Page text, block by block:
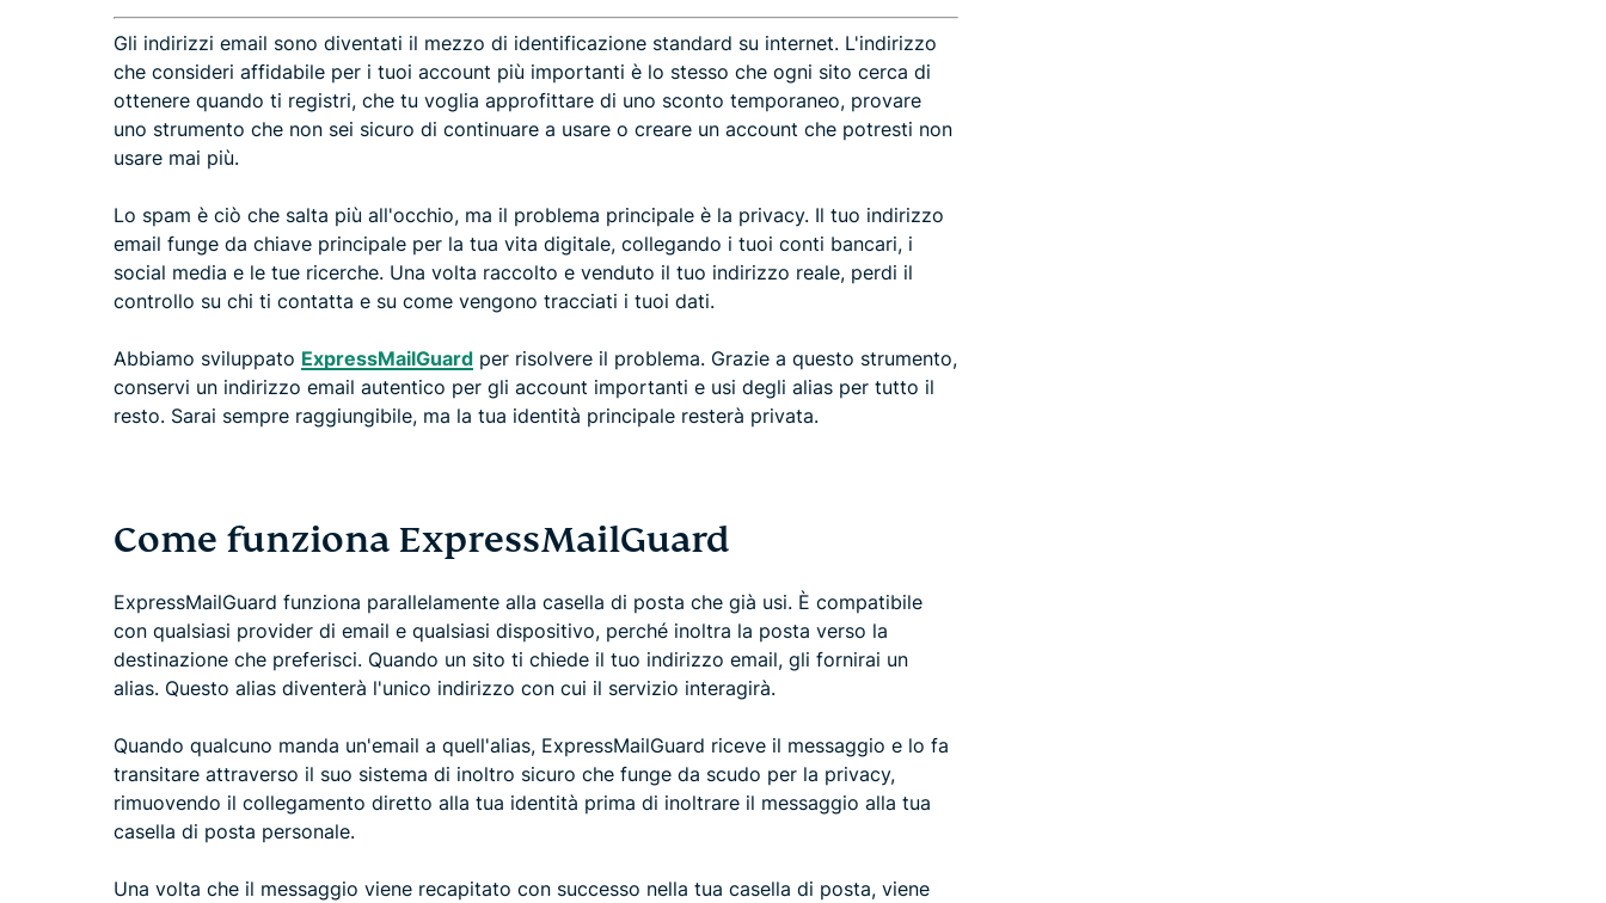
Gli indirizzi email sono diventati il mezzo di identificazione standard su internet. L'indirizzo
che consideri affidabile per i tuoi account più importanti è lo stesso che ogni sito cerca di
ottenere quando ti registri, che tu voglia approfittare di uno sconto temporaneo, provare
uno strumento che non sei sicuro di continuare a usare o creare un account che potresti non
usare mai più.
Lo spam è ciò che salta più all'occhio, ma il problema principale è la privacy. Il tuo indirizzo
email funge da chiave principale per la tua vita digitale, collegando i tuoi conti bancari, i
social media e le tue ricerche. Una volta raccolto e venduto il tuo indirizzo reale, perdi il
controllo su chi ti contatta e su come vengono tracciati i tuoi dati.
Abbiamo sviluppato ExpressMailGuard per risolvere il problema. Grazie a questo strumento,
conservi un indirizzo email autentico per gli account importanti e usi degli alias per tutto il
resto. Sarai sempre raggiungibile, ma la tua identità principale resterà privata.
Come funziona ExpressMailGuard
ExpressMailGuard funziona parallelamente alla casella di posta che già usi. È compatibile
con qualsiasi provider di email e qualsiasi dispositivo, perché inoltra la posta verso la
destinazione che preferisci. Quando un sito ti chiede il tuo indirizzo email, gli fornirai un
alias. Questo alias diventerà l'unico indirizzo con cui il servizio interagirà.
Quando qualcuno manda un'email a quell'alias, ExpressMailGuard riceve il messaggio e lo fa
transitare attraverso il suo sistema di inoltro sicuro che funge da scudo per la privacy,
rimuovendo il collegamento diretto alla tua identità prima di inoltrare il messaggio alla tua
casella di posta personale.
Una volta che il messaggio viene recapitato con successo nella tua casella di posta, viene